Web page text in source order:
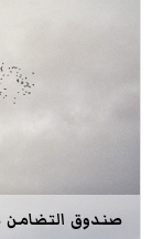
صندوق التضامن